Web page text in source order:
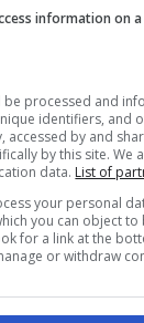
di
il
situazione
al
che
essendo un
information on a
be processed and
identifiers, and
accessed by and
by this site. We
data. List of
your personal
you can object to
for a link at the
or withdraw